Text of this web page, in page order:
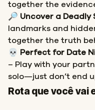
together the
🔎 Uncover a Deadly
landmarks and
together the truth
💀
Perfect for Date
– Play with your
solo—just don’t end
Rota que você vai
Início
Fim